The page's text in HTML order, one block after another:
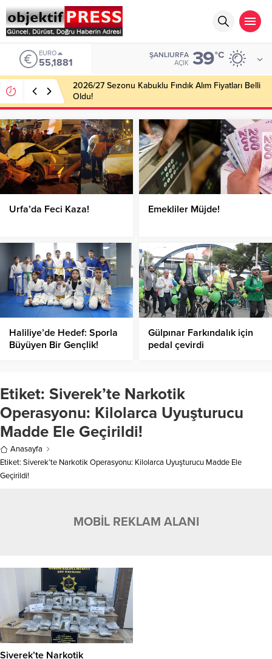
EURO
55,1881
ŞANLIURFA
AÇIK 39°C
2026/27 Sezonu Kabuklu Fındık Alım Fiyatları Belli
Oldu!
Urfa’da Feci Kaza! Emekliler Müjde!
Haliliye’de Hedef: Sporla
Büyüyen Bir Gençlik!
Gülpınar Farkındalık için
pedal çevirdi
Etiket: Siverek’te Narkotik
Operasyonu: Kilolarca Uyuşturucu
Madde Ele Geçirildi!
Anasayfa
Etiket: Siverek’te Narkotik Operasyonu: Kilolarca Uyuşturucu Madde Ele
Geçirildi!
MOBİL REKLAM ALANI
Siverek’te Narkotik